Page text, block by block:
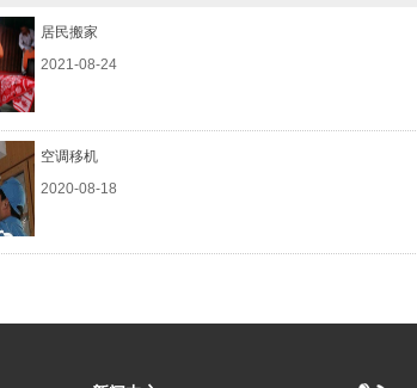
居民搬家
2021-08-24
空调移机
2020-08-18